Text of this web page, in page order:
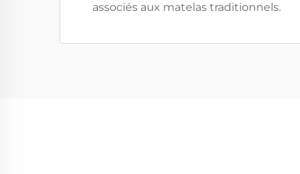
associés aux matelas traditionnels.